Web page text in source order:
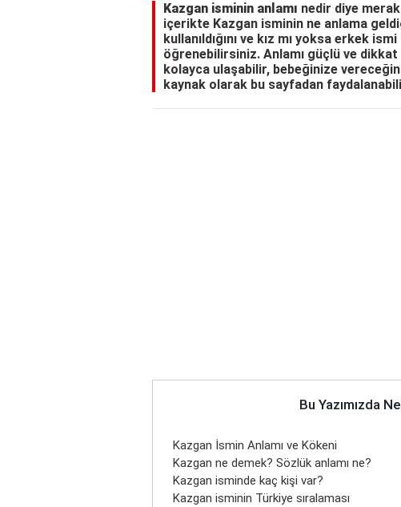
Kazgan isminin anlamı nedir diye
içerikte Kazgan isminin ne anlama
kullanıldığını ve kız mı yoksa erkek
öğrenebilirsiniz. Anlamı güçlü ve
kolayca ulaşabilir, bebeğinize
kaynak olarak bu sayfadan
Bu Yazımızda
Kazgan İsmin Anlamı ve Kökeni
Kazgan ne demek? Sözlük anlamı ne?
Kazgan isminde kaç kişi var?
Kazgan isminin Türkiye sıralaması